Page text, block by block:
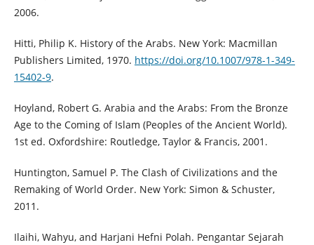
2006.
Hitti, Philip K. History of the Arabs. New York: Macmillan
Publishers Limited, 1970. https://doi.org/10.1007/978-1-349-
15402-9.
Hoyland, Robert G. Arabia and the Arabs: From the Bronze
Age to the Coming of Islam (Peoples of the Ancient World).
1st ed. Oxfordshire: Routledge, Taylor & Francis, 2001.
Huntington, Samuel P. The Clash of Civilizations and the
Remaking of World Order. New York: Simon & Schuster,
2011.
Ilaihi, Wahyu, and Harjani Hefni Polah. Pengantar Sejarah